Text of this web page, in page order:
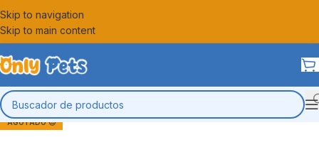
Skip to navigation
Skip to main content
AGOTADO 😔